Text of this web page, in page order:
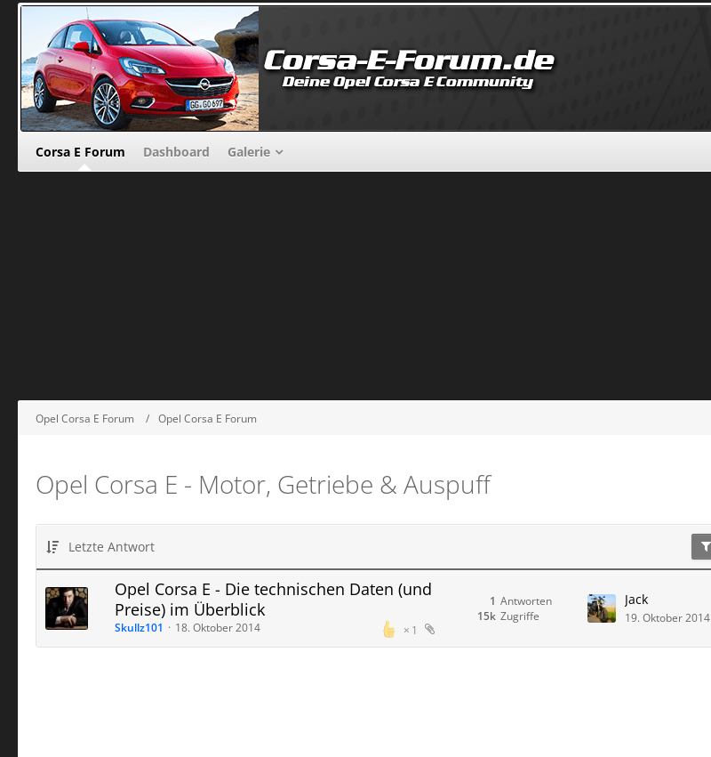
Corsa E Forum Dashboard Galerie
Opel Corsa E Forum Opel Corsa E Forum
Opel Corsa E - Motor, Getriebe & Auspuff
Letzte Antwort
Opel Corsa E - Die technischen Daten (und
Preise) im Überblick
1
Skullz101 18. Oktober 2014
Antworten
1
Zugriffe
15k
Jack
19. Oktober 2014